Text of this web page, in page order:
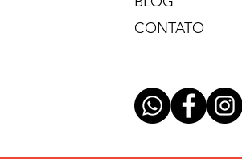
CONTATO